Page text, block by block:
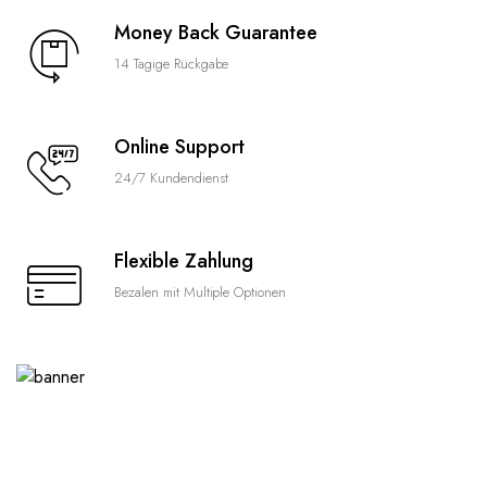
Money Back Guarantee
14 Tagige Rückgabe
Online Support
24/7 Kundendienst
Flexible Zahlung
Bezalen mit Multiple Optionen